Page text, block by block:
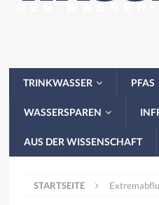
TRINKWASSER PFAS
WASSERSPAREN
AUS DER WISSENSCHAFT
STARTSEITE